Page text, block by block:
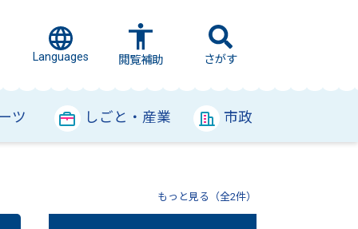
Languages 閲覧補助 さがす
ツ しごと・産業 市政
もっと見る（全2件）